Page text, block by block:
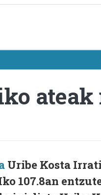
ateak
Uribe Kosta
107.8an